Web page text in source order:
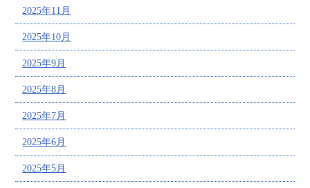
2025年11月
2025年10月
2025年9月
2025年8月
2025年7月
2025年6月
2025年5月